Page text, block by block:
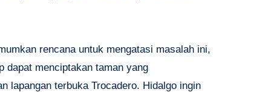
rencana untuk mengatasi masalah ini,
dapat menciptakan taman yang
lapangan terbuka Trocadero. Hidalgo ingin